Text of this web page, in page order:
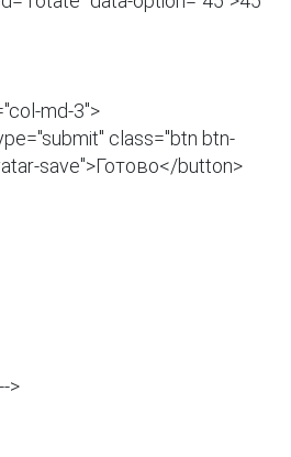
save">Готово</button>
>